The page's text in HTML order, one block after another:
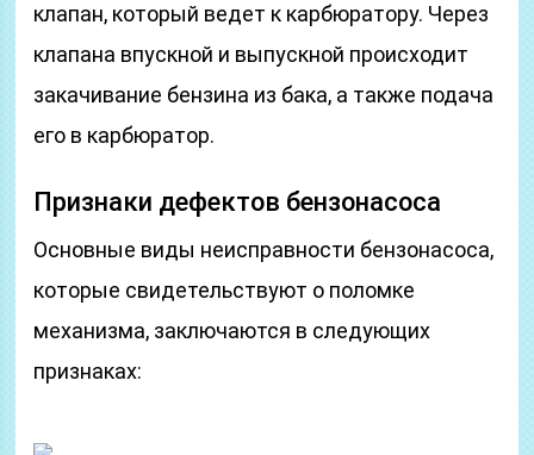
клапан, который ведет к карбюратору. Через
клапана впускной и выпускной происходит
закачивание бензина из бака, а также подача
его в карбюратор.
Признаки дефектов бензонасоса
Основные виды неисправности бензонасоса,
которые свидетельствуют о поломке
механизма, заключаются в следующих
признаках: